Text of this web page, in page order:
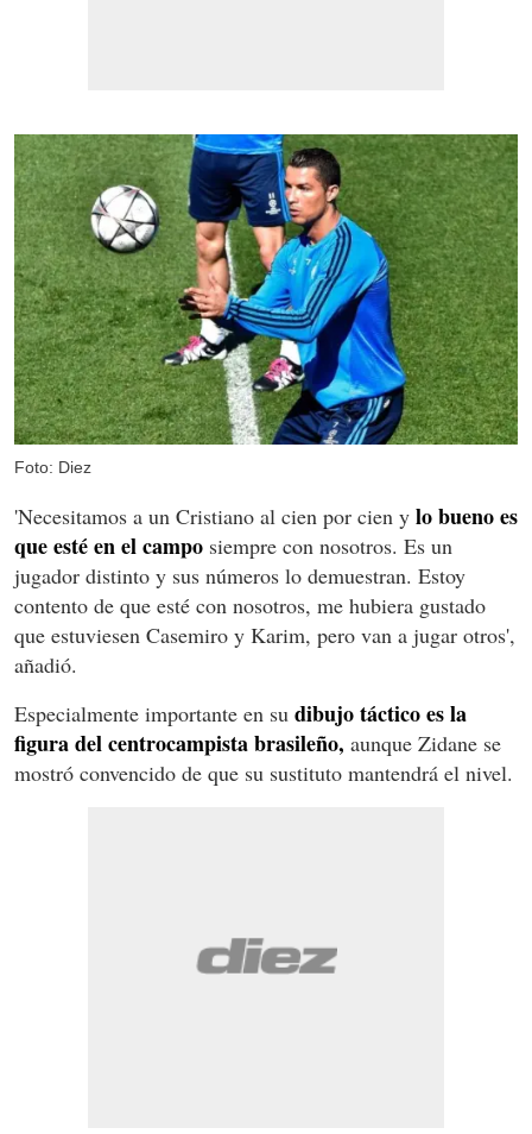
Foto: Diez
'Necesitamos a un Cristiano al cien por cien y lo bueno es
que esté en el campo siempre con nosotros. Es un
jugador distinto y sus números lo demuestran. Estoy
contento de que esté con nosotros, me hubiera gustado
que estuviesen Casemiro y Karim, pero van a jugar otros',
añadió.
Especialmente importante en su dibujo táctico es la
figura del centrocampista brasileño, aunque Zidane se
mostró convencido de que su sustituto mantendrá el nivel.